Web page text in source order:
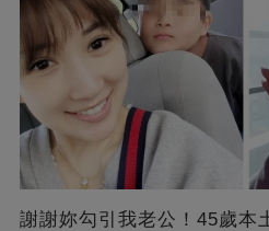
謝謝妳勾引我老公！45歲本